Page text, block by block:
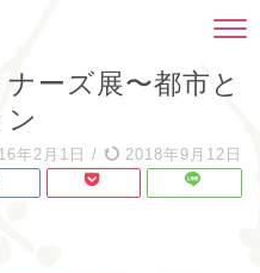
ーズ展〜都市と
年2月1日 / 2018年9月12日